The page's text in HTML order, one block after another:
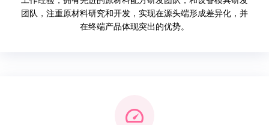
团队，注重原材料研究和开发，实现在源头端形成差异化，并
在终端产品体现突出的优势。